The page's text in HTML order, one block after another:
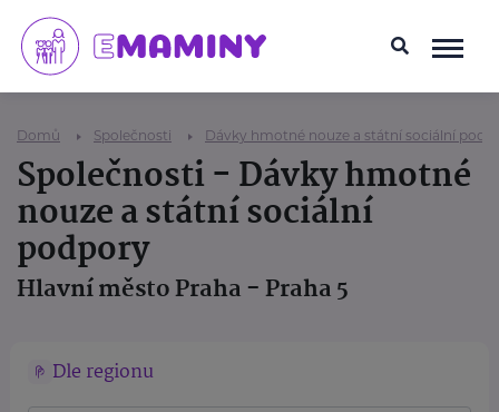
Domů Společnosti Dávky hmotné nouze a státní sociální
Společnosti - Dávky hmotné
nouze a státní sociální
podpory
Hlavní město Praha - Praha 5
Dle regionu